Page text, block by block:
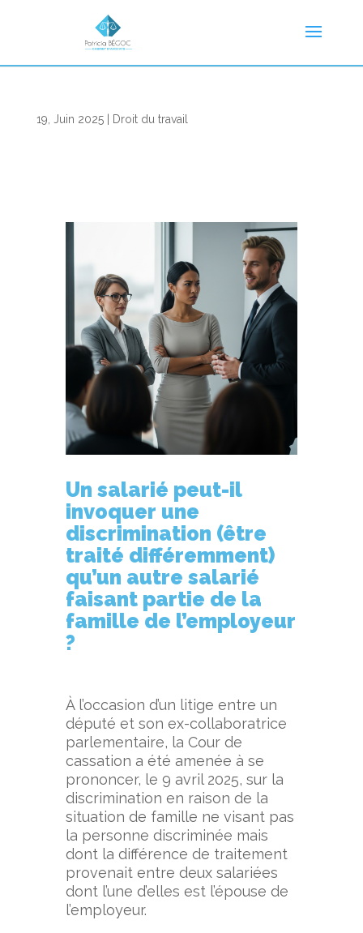
19, Juin 2025| Droit du travail
Un salarié peut-il
invoquer une
discrimination (être
traité différemment)
qu’un autre salarié
faisant partie de la
famille de l’employeur
?
À l’occasion d’un litige entre un
député et son ex-collaboratrice
parlementaire, la Cour de
cassation a été amenée à se
prononcer, le 9 avril 2025, sur la
discrimination en raison de la
situation de famille ne visant pas
la personne discriminée mais
dont la différence de traitement
provenait entre deux salariées
dont l’une d’elles est l’épouse de
l’employeur.